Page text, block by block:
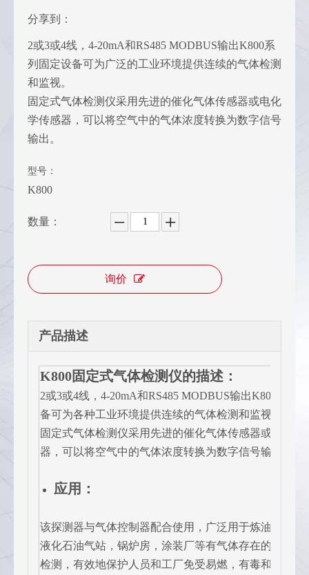
分享到：
2或3或4线，4-20mA和RS485 MODBUS输出K800系
列固定设备可为广泛的工业环境提供连续的气体检测
和监视。
固定式气体检测仪采用先进的催化气体传感器或电化
学传感器，可以将空气中的气体浓度转换为数字信号
输出。
型号：
K800
数量：
询价
产品描述
K800固定式气体检测仪的描述：
2或3或4线，4-20mA和RS485 MODBUS输出K800系列
备可为各种工业环境提供连续的气体检测和监视。
固定式气体检测仪采用先进的催化气体传感器或电化学
器，可以将空气中的气体浓度转换为数字信号输出。
应用：
该探测器与气体控制器配合使用，广泛用于炼油厂，化
液化石油气站，锅炉房，涂装厂等有气体存在的地方进
检测，有效地保护人员和工厂免受易燃，有毒和氧气危